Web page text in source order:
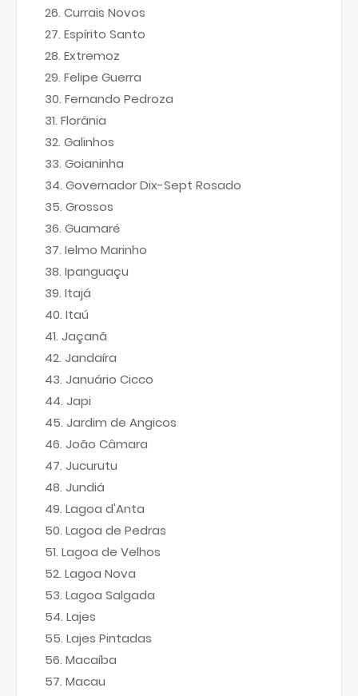
Currais Novos
Espírito Santo
Extremoz
Felipe Guerra
Fernando Pedroza
Florânia
Galinhos
Goianinha
Governador Dix-Sept Rosado
Grossos
Guamaré
Ielmo Marinho
Ipanguaçu
Itajá
Itaú
Jaçanã
Jandaíra
Januário Cicco
Japi
Jardim de Angicos
João Câmara
Jucurutu
Jundiá
Lagoa d'Anta
Lagoa de Pedras
Lagoa de Velhos
Lagoa Nova
Lagoa Salgada
Lajes
Lajes Pintadas
Macaíba
Macau